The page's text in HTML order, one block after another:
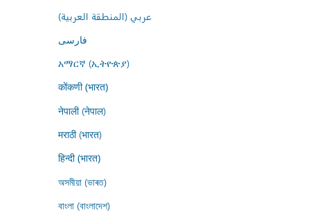
عربي (المنطقة العربية)
فارسى
አማርኛ (ኢትዮጵያ)
कोंकणी (भारत)
नेपाली (नेपाल)
मराठी (भारत)
हिन्दी (भारत)
অসমীয়া (ভাৰত)
বাংলা (বাংলাদেশ)